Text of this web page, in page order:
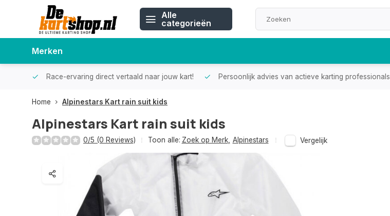
Alle
categorieën
Merken
Race-ervaring direct vertaald naar jouw kart! Persoonlijk advies van actieve karting professionals
Home Alpinestars Kart rain suit kids
Alpinestars Kart rain suit kids
0/5 (0 Reviews) Toon alle: Zoek op Merk, Alpinestars Vergelijk